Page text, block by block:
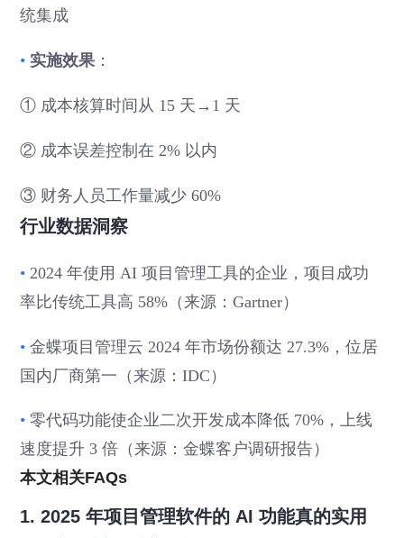
统集成
• 实施效果 ：
① 成本核算时间从 15 天→1 天
② 成本误差控制在 2% 以内
③ 财务人员工作量减少 60%
行业数据洞察
• 2024 年使用 AI 项目管理工具的企业，项目成功
率比传统工具高 58%（来源：Gartner）
•金蝶项目管理云 2024 年市场份额达 27.3%，位居
国内厂商第一（来源：IDC）
• 零代码功能使企业二次开发成本降低 70%，上线
速度提升 3 倍（来源：金蝶客户调研报告）
本文相关FAQs
1. 2025 年项目管理软件的 AI 功能真的实用